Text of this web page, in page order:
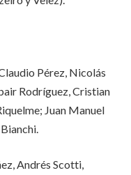
Pérez, Nicolás
Rodríguez, Cristian
Juan Manuel
Andrés Scotti,